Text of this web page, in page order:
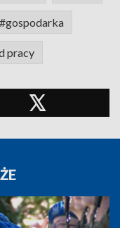
#gospodarka
pracy